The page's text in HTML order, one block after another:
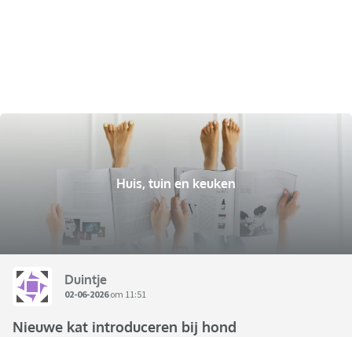
Huis, tuin en keuken
Duintje
02-06-2026om 11:51
Nieuwe kat introduceren bij hond